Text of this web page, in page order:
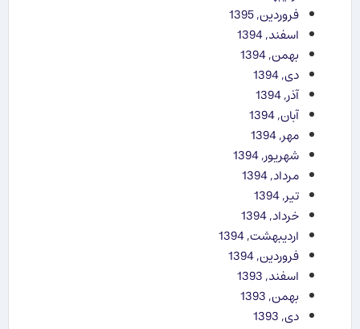
فروردین, 1395
اسفند, 1394
بهمن, 1394
دی, 1394
آذر, 1394
آبان, 1394
مهر, 1394
شهریور, 1394
مرداد, 1394
تیر, 1394
خرداد, 1394
اردیبهشت, 1394
فروردین, 1394
اسفند, 1393
بهمن, 1393
دی, 1393